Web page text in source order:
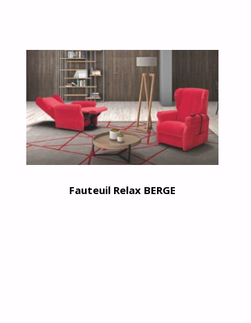
Fauteuil Relax BERGE